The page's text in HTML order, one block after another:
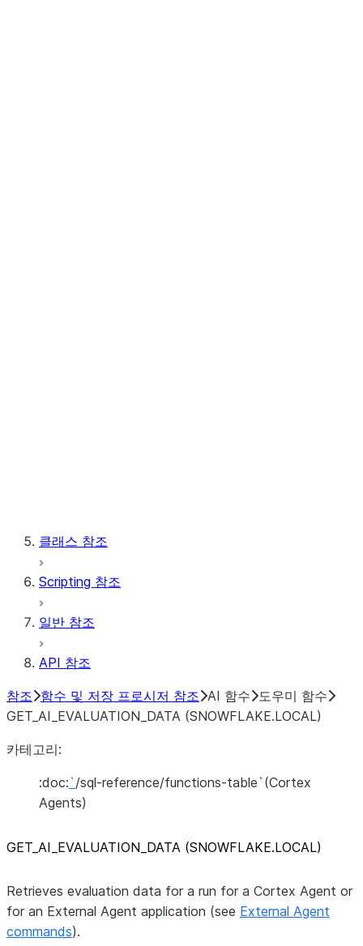
클래스 참조
Scripting 참조
일반 참조
API 참조
참조 함수 및 저장 프로시저 참조 AI 함수 도우미 함수
GET_AI_EVALUATION_DATA (SNOWFLAKE.LOCAL)
카테고리:
:doc:`/sql-reference/functions-table`(Cortex
Agents)
GET_ AI_ EVALUATION_ DATA (SNOWFLAKE.LOCAL)
Retrieves evaluation data for a run for a Cortex Agent or
for an External Agent application (see External Agent
commands).